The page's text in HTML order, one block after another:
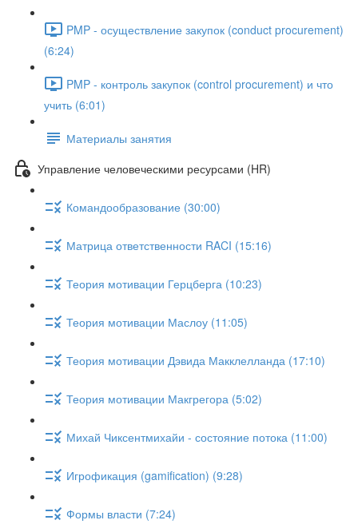
PMP - осуществление закупок (conduct procurement)
(6:24)
PMP - контроль закупок (control procurement) и что
учить (6:01)
Материалы занятия
Управление человеческими ресурсами (HR)
Командообразование (30:00)
Матрица ответственности RACI (15:16)
Теория мотивации Герцберга (10:23)
Теория мотивации Маслоу (11:05)
Теория мотивации Дэвида Макклелланда (17:10)
Теория мотивации Макгрегора (5:02)
Михай Чиксентмихайи - состояние потока (11:00)
Игрофикация (gamification) (9:28)
Формы власти (7:24)